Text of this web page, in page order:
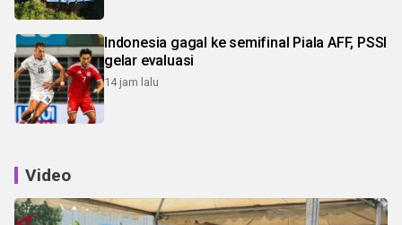
Indonesia gagal ke semifinal Piala AFF, PSSI
gelar evaluasi
14 jam lalu
Video